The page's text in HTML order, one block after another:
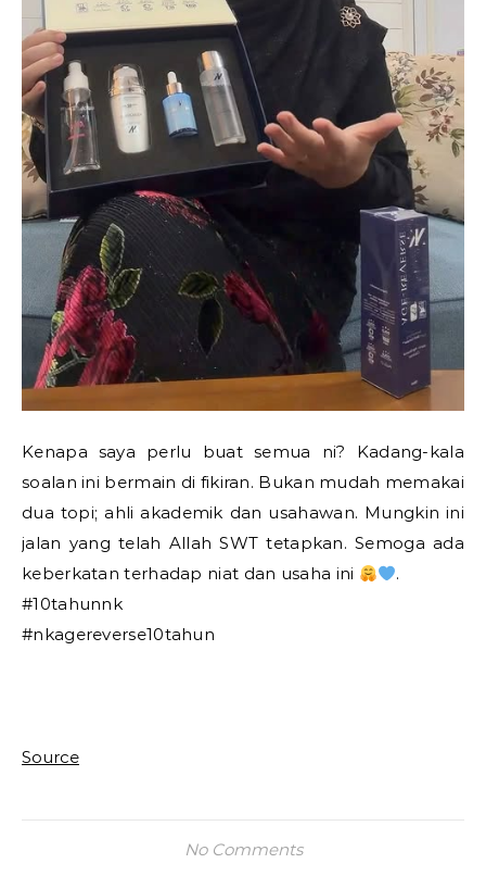
Kenapa saya perlu buat semua ni? Kadang-kala
soalan ini bermain di fikiran. Bukan mudah memakai
dua topi; ahli akademik dan usahawan. Mungkin ini
jalan yang telah Allah SWT tetapkan. Semoga ada
keberkatan terhadap niat dan usaha ini
.
#10tahunnk
#nkagereverse10tahun
Source
No Comments